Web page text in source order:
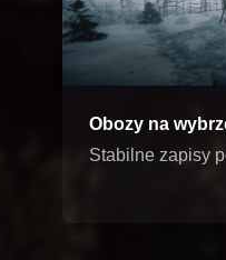
Obozy na
Stabilne zapisy